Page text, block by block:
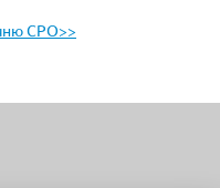
СРО>>